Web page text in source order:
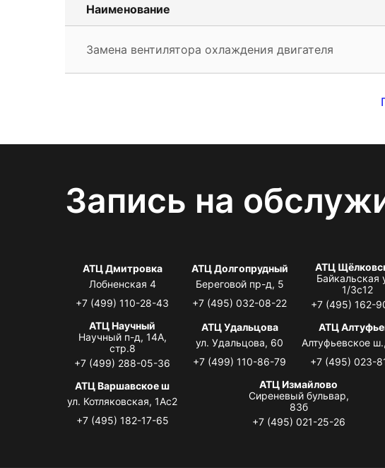
Наименование
Замена вентилятора охлаждения двигателя
Запись на
АТЦ Дмитровка
Лобненская 4
+7 (499) 110-28-43
АТЦ Долгопрудный
Береговой пр-д, 5
+7 (495) 032-08-22
АТЦ
Байкальская
1/3с12
+7 (495) 162-
АТЦ Научный
Научный п-д, 14А,
стр.8
+7 (499) 288-05-36
АТЦ Удальцова
ул. Удальцова, 60
+7 (499) 110-86-79
АТЦ
Алтуфьевское
+7 (495) 023-
АТЦ Варшавское ш
ул. Котляковская, 1Ас2
+7 (495) 182-17-65
АТЦ Измайлово
Сиреневый бульвар,
83б
+7 (495) 021-25-26